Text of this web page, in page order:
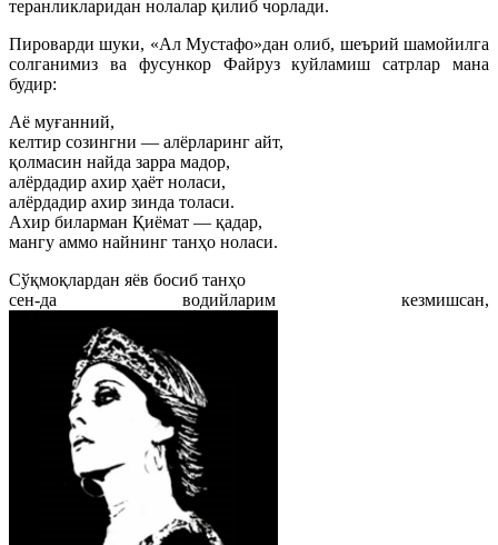
теранликларидан нолалар қилиб чорлади.
Пироварди шуки, «Ал Мустафо»дан олиб, шеърий шамойилга
солганимиз ва фусункор Файруз куйламиш сатрлар мана
будир:
Аё муғанний,
келтир созингни — алёрларинг айт,
қолмасин найда зарра мадор,
алёрдадир ахир ҳаёт ноласи,
алёрдадир ахир зинда толаси.
Ахир биларман Қиёмат — қадар,
мангу аммо найнинг танҳо ноласи.
Сўқмоқлардан яёв босиб танҳо
сен-да водийларим кезмишсан,